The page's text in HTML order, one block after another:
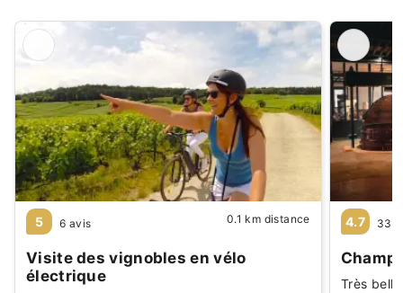
5 6 avis 0.1 km distance
Visite des vignobles en vélo
électrique
4.7 330
Très